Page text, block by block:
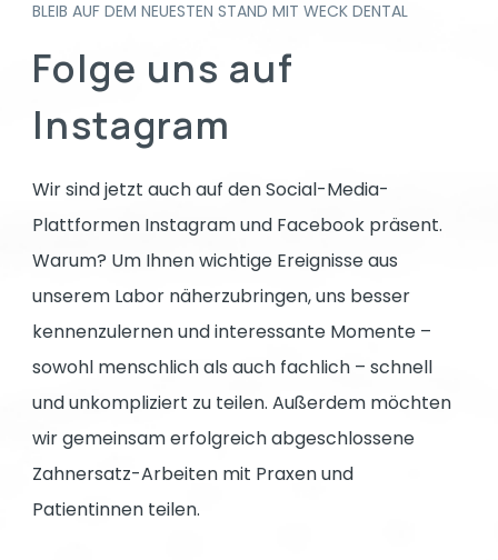
BLEIB AUF DEM NEUESTEN STAND MIT WECK DENTAL
Folge uns auf
Instagram
Wir sind jetzt auch auf den Social-Media-
Plattformen Instagram und Facebook präsent.
Warum? Um Ihnen wichtige Ereignisse aus
unserem Labor näherzubringen, uns besser
kennenzulernen und interessante Momente –
sowohl menschlich als auch fachlich – schnell
und unkompliziert zu teilen. Außerdem möchten
wir gemeinsam erfolgreich abgeschlossene
Zahnersatz-Arbeiten mit Praxen und
Patientinnen teilen.